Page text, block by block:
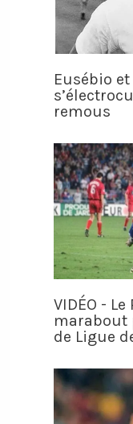
Eusébio
remous
VIDÉO -
marabout
de Ligue